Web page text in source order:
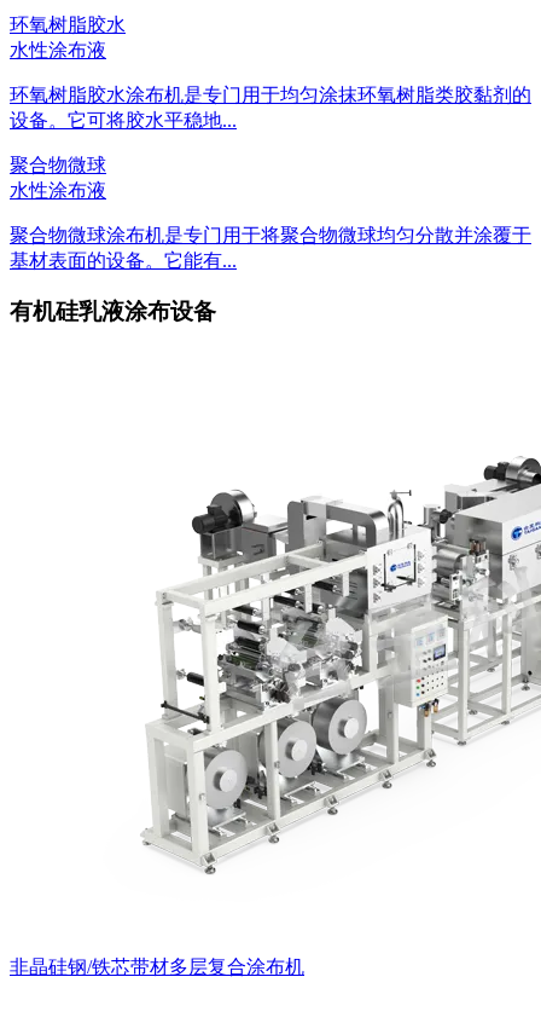
环氧树脂胶水
水性涂布液
环氧树脂胶水涂布机是专门用于均匀涂抹环氧树脂类胶黏剂的
设备。它可将胶水平稳地...
聚合物微球
水性涂布液
聚合物微球涂布机是专门用于将聚合物微球均匀分散并涂覆于
基材表面的设备。它能有...
有机硅乳液涂布设备
非晶硅钢/铁芯带材多层复合涂布机